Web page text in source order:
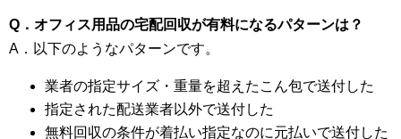
Q．オフィス用品の宅配回収が有料になるパターンは？
A．以下のようなパターンです。
業者の指定サイズ・重量を超えたこん包で送付した
指定された配送業者以外で送付した
無料回収の条件が着払い指定なのに元払いで送付した